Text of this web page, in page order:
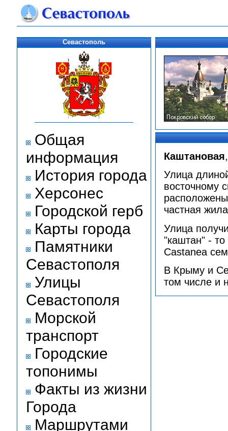
Севастополь
Общая
информация
История города
Херсонес
Городской герб
Карты города
Памятники
Севастополя
Улицы
Севастополя
Морской
транспорт
Городские
топонимы
Факты из жизни
Города
Маршрутами
Каштановая
Улица
восточному
частная
Улица
"каштан" - то
Castanea
В Крыму и
том числе и